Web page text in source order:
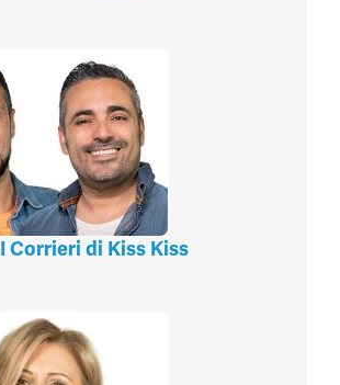
I Corrieri di Kiss Kiss